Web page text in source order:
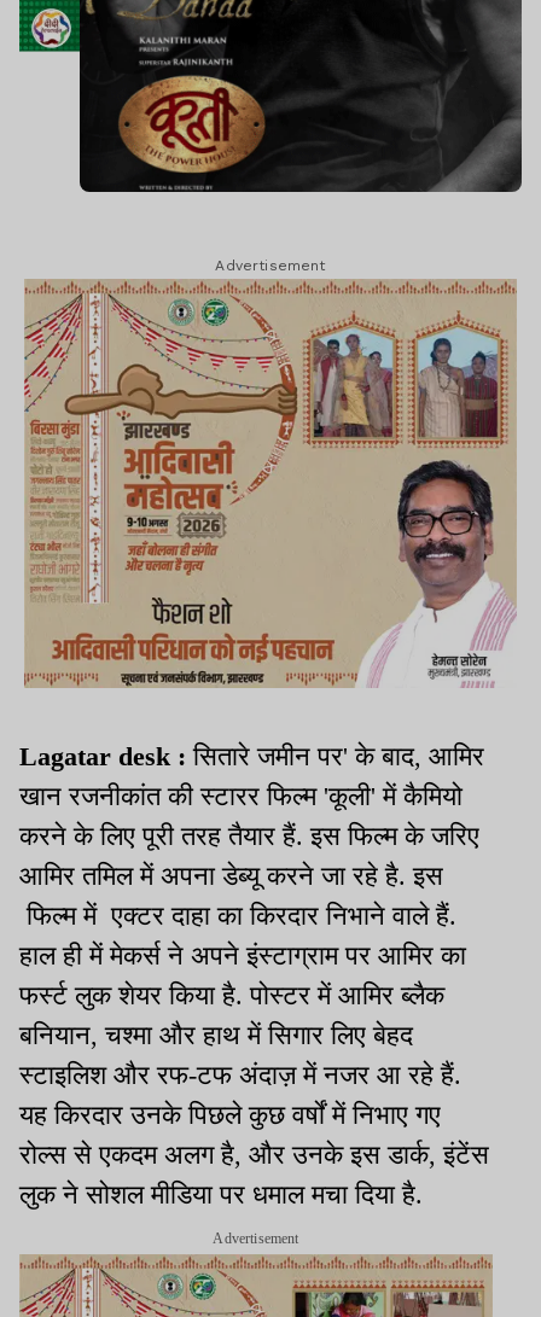
Advertisement
Lagatar desk :सितारे जमीन पर' के बाद, आमिर
खान रजनीकांत की स्टारर फिल्म 'कूली' में कैमियो
करने के लिए पूरी तरह तैयार हैं. इस फिल्म के जरिए
आमिर तमिल में अपना डेब्यू करने जा रहे है. इस
फिल्म में एक्टर दाहा का किरदार निभाने वाले हैं.
हाल ही में मेकर्स ने अपने इंस्टाग्राम पर आमिर का
फर्स्ट लुक शेयर किया है. पोस्टर में आमिर ब्लैक
बनियान, चश्मा और हाथ में सिगार लिए बेहद
स्टाइलिश और रफ-टफ अंदाज़ में नजर आ रहे हैं.
यह किरदार उनके पिछले कुछ वर्षों में निभाए गए
रोल्स से एकदम अलग है, और उनके इस डार्क, इंटेंस
लुक ने सोशल मीडिया पर धमाल मचा दिया है.
Advertisement